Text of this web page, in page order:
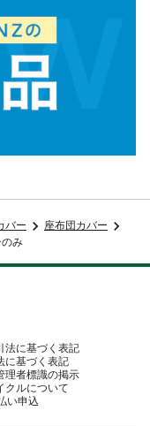
バー
座布団カバー
み
法に基づく表記
に基づく表記
理者標識の掲示
クルについて
い申込